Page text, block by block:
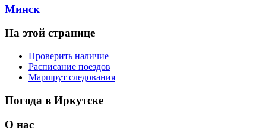
Минск
На этой странице
Проверить наличие
Расписание поездов
Маршрут следования
Погода в Иркутске
О нас